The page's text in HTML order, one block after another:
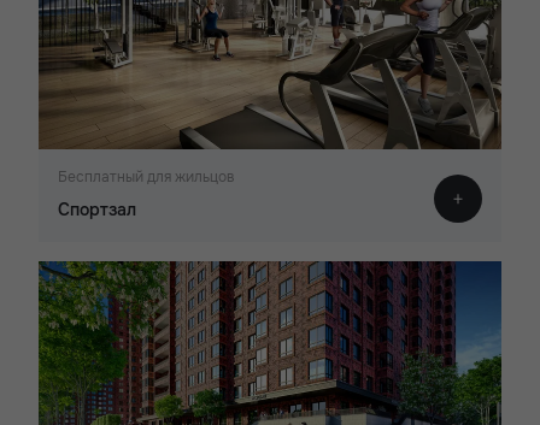
Бесплатный для жильцов
Спортзал